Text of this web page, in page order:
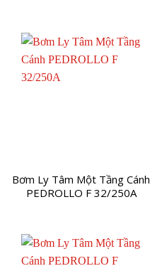
Bơm Ly Tâm Một Tầng Cánh
PEDROLLO F 32/250A